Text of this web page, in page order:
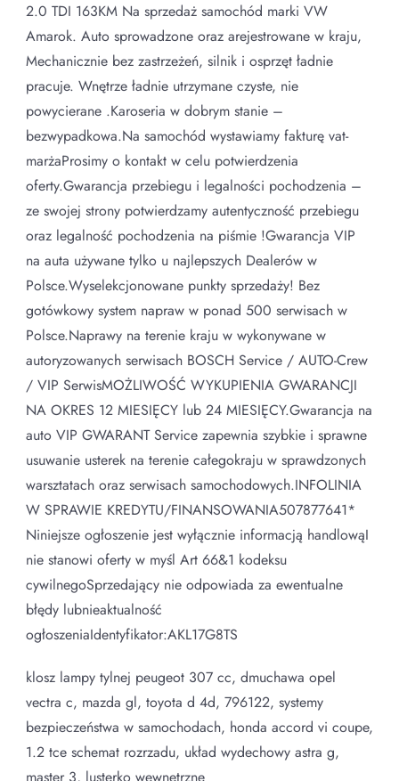
2.0 TDI 163KM Na sprzedaż samochód marki VW
Amarok. Auto sprowadzone oraz arejestrowane w kraju,
Mechanicznie bez zastrzeżeń, silnik i osprzęt ładnie
pracuje. Wnętrze ładnie utrzymane czyste, nie
powycierane .Karoseria w dobrym stanie –
bezwypadkowa.Na samochód wystawiamy fakturę vat-
marżaProsimy o kontakt w celu potwierdzenia
oferty.Gwarancja przebiegu i legalności pochodzenia –
ze swojej strony potwierdzamy autentyczność przebiegu
oraz legalność pochodzenia na piśmie !Gwarancja VIP
na auta używane tylko u najlepszych Dealerów w
Polsce.Wyselekcjonowane punkty sprzedaży! Bez
gotówkowy system napraw w ponad 500 serwisach w
Polsce.Naprawy na terenie kraju w wykonywane w
autoryzowanych serwisach BOSCH Service / AUTO-Crew
/ VIP SerwisMOŻLIWOŚĆ WYKUPIENIA GWARANCJI
NA OKRES 12 MIESIĘCY lub 24 MIESIĘCY.Gwarancja na
auto VIP GWARANT Service zapewnia szybkie i sprawne
usuwanie usterek na terenie całegokraju w sprawdzonych
warsztatach oraz serwisach samochodowych.INFOLINIA
W SPRAWIE KREDYTU/FINANSOWANIA507877641*
Niniejsze ogłoszenie jest wyłącznie informacją handlowąI
nie stanowi oferty w myśl Art 66&1 kodeksu
cywilnegoSprzedający nie odpowiada za ewentualne
błędy lubnieaktualność
ogłoszeniaIdentyfikator:AKL17G8TS
klosz lampy tylnej peugeot 307 cc, dmuchawa opel
vectra c, mazda gl, toyota d 4d, 796122, systemy
bezpieczeństwa w samochodach, honda accord vi coupe,
1.2 tce schemat rozrzadu, układ wydechowy astra g,